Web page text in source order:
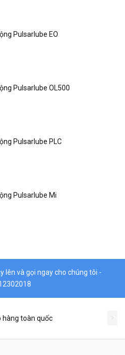
Pulsarlube EO
Pulsarlube OL500
Pulsarlube PLC
Pulsarlube Mi
lên và gọi ngay cho chúng tôi -
hàng toàn quốc